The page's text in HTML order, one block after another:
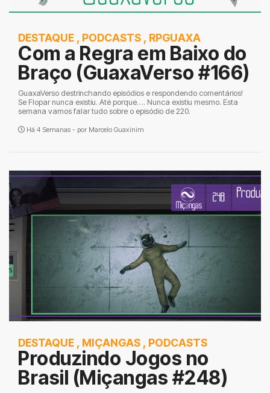
DESTAQUE , PODCASTS , RPGUAXA
Com a Regra em Baixo do
Braço (GuaxaVerso #166)
GuaxaVerso destrinchando episódios e respondendo comentários!
Se Flopar nunca existiu. Até porque…. Nunca existiu mesmo. Esta
semana vamos falar tudo sobre o episódio de 220.
Há 4 Semanas - por Marcelo Guaxinim
DESTAQUE , MIÇANGAS , PODCASTS
Produzindo Jogos no
Brasil (Miçangas #248)